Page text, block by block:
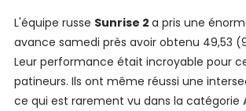
L'équipe russe Sunrise 2 a pris une
avance samedi près avoir obtenu 49,53
Leur performance était incroyable pour
patineurs. Ils ont même réussi une
ce qui est rarement vu dans la catégorie